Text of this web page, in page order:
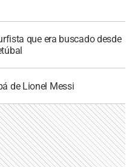
que era buscado desde
de Lionel Messi